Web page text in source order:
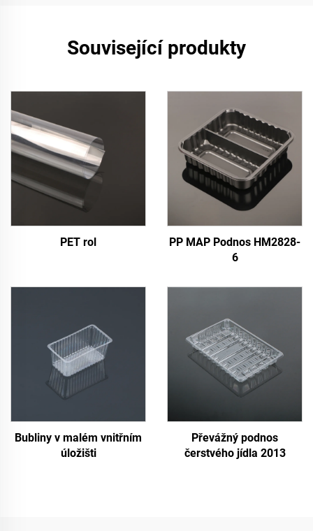
Související produkty
PET rol
PP MAP Podnos HM2828-
6
Bubliny v malém vnitřním
úložišti
Převážný podnos
čerstvého jídla 2013